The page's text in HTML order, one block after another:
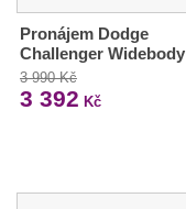
Pronájem Dodge
Challenger Widebody
3 990 Kč
3 392 Kč